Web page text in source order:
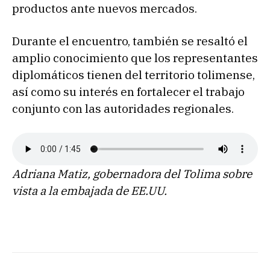
productos ante nuevos mercados.
Durante el encuentro, también se resaltó el
amplio conocimiento que los representantes
diplomáticos tienen del territorio tolimense,
así como su interés en fortalecer el trabajo
conjunto con las autoridades regionales.
Adriana Matiz, gobernadora del Tolima sobre
vista a la embajada de EE.UU.